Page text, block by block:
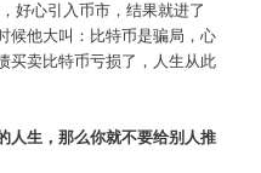
好心引入币市，结果就进了
候他大叫：比特币是骗局，心
买卖比特币亏损了，人生从此
人生，那么你就不要给别人推